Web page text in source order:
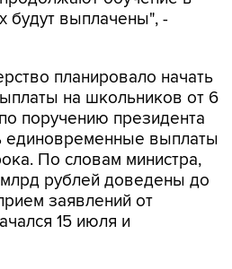
будут выплачены", -
планировало начать
на школьников от 6
поручению президента
единовременные выплаты
По словам министра,
рублей доведены до
заявлений от
15 июля и